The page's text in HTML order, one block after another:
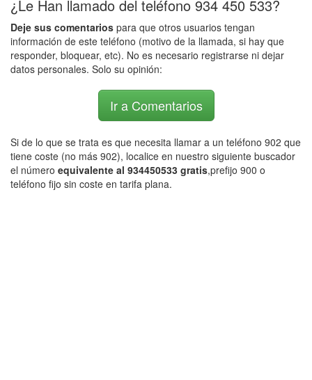
¿Le Han llamado del teléfono 934 450 533?
Deje sus comentarios para que otros usuarios tengan
información de este teléfono (motivo de la llamada, si hay que
responder, bloquear, etc). No es necesario registrarse ni dejar
datos personales. Solo su opinión:
Ir a Comentarios
Si de lo que se trata es que necesita llamar a un teléfono 902 que
tiene coste (no más 902), localice en nuestro siguiente buscador
el número equivalente al 934450533 gratis,prefijo 900 o
teléfono fijo sin coste en tarifa plana.